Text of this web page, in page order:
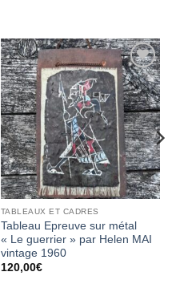
Ajouter
à la
wishlist
TABLEAUX ET CADRES
Tableau Epreuve sur métal
« Le guerrier » par Helen MAI
vintage 1960
120,00€